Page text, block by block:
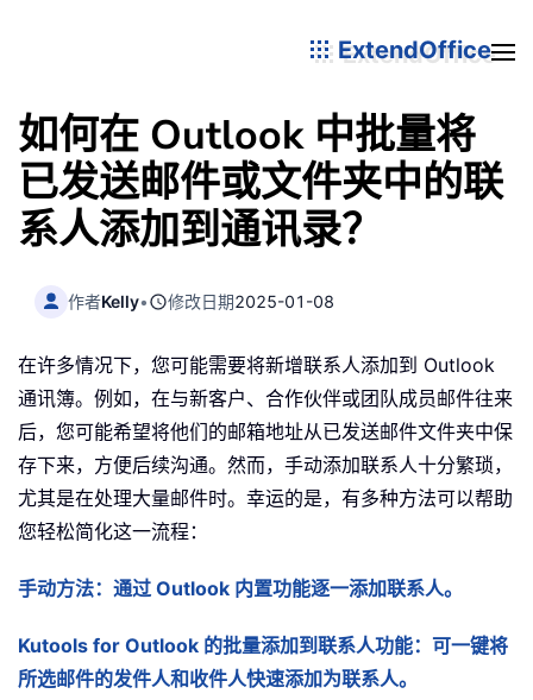
ExtendOffice
如何在 Outlook 中批量将
已发送邮件或文件夹中的联
系人添加到通讯录？
作者Kelly• 修改日期2025-01-08
在许多情况下，您可能需要将新增联系人添加到 Outlook
通讯簿。例如，在与新客户、合作伙伴或团队成员邮件往来
后，您可能希望将他们的邮箱地址从已发送邮件文件夹中保
存下来，方便后续沟通。然而，手动添加联系人十分繁琐，
尤其是在处理大量邮件时。幸运的是，有多种方法可以帮助
您轻松简化这一流程：
手动方法：通过 Outlook 内置功能逐一添加联系人。
Kutools for Outlook 的批量添加到联系人功能：可一键将
所选邮件的发件人和收件人快速添加为联系人。